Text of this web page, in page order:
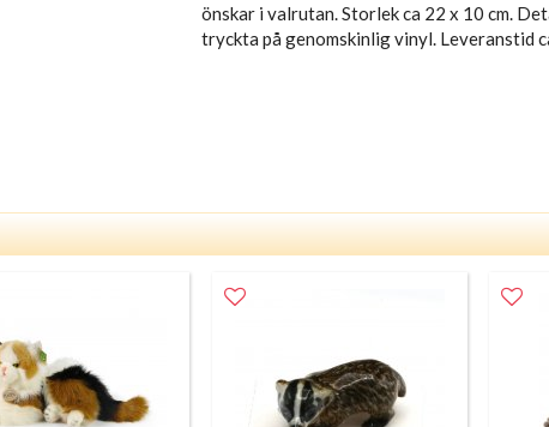
önskar i valrutan. Storlek ca 22 x 10 cm.
tryckta på genomskinlig vinyl. Leveranstid